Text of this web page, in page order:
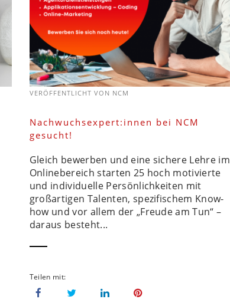
VERÖFFENTLICHT VON NCM
Nachwuchsexpert:innen bei NCM
gesucht!
Gleich bewerben und eine sichere Lehre im
Onlinebereich starten 25 hoch motivierte
und individuelle Persönlichkeiten mit
großartigen Talenten, spezifischem Know-
how und vor allem der „Freude am Tun“ –
daraus besteht...